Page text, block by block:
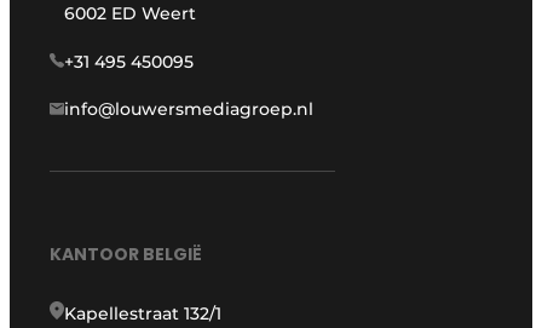
6002 ED Weert
+31 495 450095
info@louwersmediagroep.nl
KANTOOR BELGIË
Kapellestraat 132/1